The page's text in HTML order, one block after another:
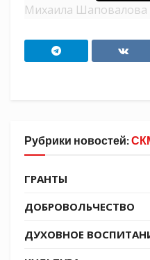
Михаила Шаповалова
Струцкий, 3 место у
Валерии Марновой.
составу «Пластун»
поединки и получая
Рубрики новостей:
ГРАНТЫ
ДОБРОВОЛЬЧЕСТВО
ДУХОВНОЕ